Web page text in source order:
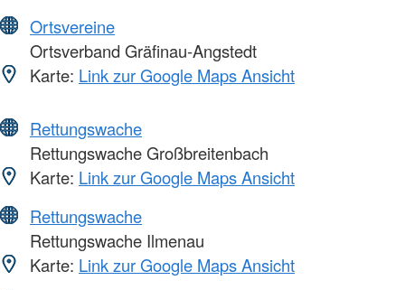
Ortsvereine
Ortsverband Gräfinau-Angstedt
Karte: Link zur Google Maps Ansicht
Rettungswache
Rettungswache Großbreitenbach
Karte: Link zur Google Maps Ansicht
Rettungswache
Rettungswache Ilmenau
Karte: Link zur Google Maps Ansicht